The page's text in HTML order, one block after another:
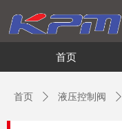
首页
首页 ꄲ 液压控制阀 ꄲ